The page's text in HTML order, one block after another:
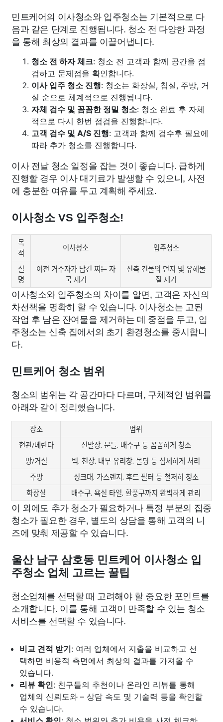
민트케어의 이사청소와 입주청소는 기본적으로 다
음과 같은 단계로 진행됩니다. 청소 전 다양한 과정
을 통해 최상의 결과를 이끌어냅니다.
청소 전 하자 체크: 청소 전 고객과 함께 공간을 점
검하고 문제점을 확인합니다.
이사 입주 청소 진행: 청소는 화장실, 침실, 주방, 거
실 순으로 체계적으로 진행됩니다.
자체 검수 및 꼼꼼한 정밀 청소: 청소 완료 후 자체
적으로 다시 한번 점검을 진행합니다.
고객 검수 및 A/S 진행: 고객과 함께 검수후 필요에
따라 추가 청소를 진행합니다.
이사 전날 청소 일정을 잡는 것이 좋습니다. 급하게
진행할 경우 이사 대기료가 발생할 수 있으니, 사전
에 충분한 여유를 두고 계획해 주세요.
이사청소 VS 입주청소!
목
적
이사청소 입주청소
설
명
이전 거주자가 남긴 찌든 자
국 제거
신축 건물의 먼지 및 유해물
질 제거
이사청소와 입주청소의 차이를 알면, 고객은 자신의
차선책을 명확히 할 수 있습니다. 이사청소는 고된
작업 후 남은 잔여물을 제거하는 데 중점을 두고, 입
주청소는 신축 집에서의 초기 환경청소를 중시합니
다.
민트케어 청소 범위
청소의 범위는 각 공간마다 다르며, 구체적인 범위를
아래와 같이 정리했습니다.
장소
범위
현관/베란다
신발장, 문틀, 배수구 등 꼼꼼하게 청소
방/거실
벽, 천장, 내부 유리창, 몰딩 등 섬세하게 처리
주방
싱크대, 가스렌지, 후드 필터 등 철저히 청소
화장실
배수구, 욕실 타일, 환풍구까지 완벽하게 관리
이 외에도 추가 청소가 필요하거나 특정 부분의 집중
청소가 필요한 경우, 별도의 상담을 통해 고객의 니
즈에 맞춰 제공할 수 있습니다.
울산 남구 삼호동 민트케어 이사청소 입
주청소 업체 고르는 꿀팁
청소업체를 선택할 때 고려해야 할 중요한 포인트를
소개합니다. 이를 통해 고객이 만족할 수 있는 청소
서비스를 선택할 수 있습니다.
비교 견적 받기: 여러 업체에서 지출을 비교하고 선
택하면 비용적 측면에서 최상의 결과를 가져올 수
있습니다.
리뷰 확인: 친구들의 추천이나 온라인 리뷰를 통해
업체의 신뢰도와 – 상담 속도 및 기술력 등을 확인할
수 있습니다.